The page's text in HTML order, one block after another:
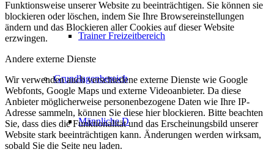
Trainer Freizeitbereich
Grundlagenbereich
Männliche D
Funktionsweise unserer Website zu beeinträchtigen. Sie können sie
blockieren oder löschen, indem Sie Ihre Browsereinstellungen
ändern und das Blockieren aller Cookies auf dieser Website
erzwingen.
Andere externe Dienste
Wir verwenden auch verschiedene externe Dienste wie Google
Webfonts, Google Maps und externe Videoanbieter. Da diese
Anbieter möglicherweise personenbezogene Daten wie Ihre IP-
Adresse sammeln, können Sie diese hier blockieren. Bitte beachten
Sie, dass dies die Funktionalität und das Erscheinungsbild unserer
Website stark beeinträchtigen kann. Änderungen werden wirksam,
sobald Sie die Seite neu laden.